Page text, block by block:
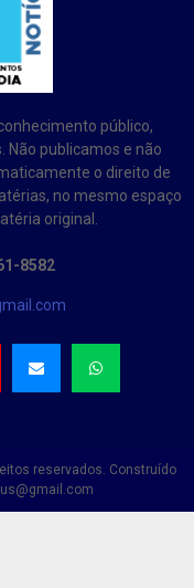
público,
Não publicamos e não
o direito de
no mesmo espaço
original.
8582
reservados. Construído